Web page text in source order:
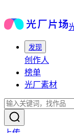
发现
创作人
榜单
光厂素材